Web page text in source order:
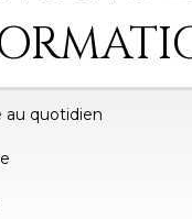
au quotidien